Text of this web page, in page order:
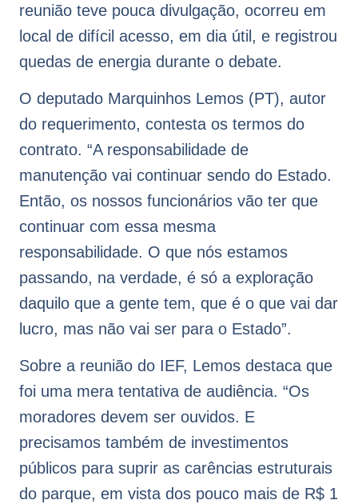
reunião teve pouca divulgação, ocorreu em
local de difícil acesso, em dia útil, e registrou
quedas de energia durante o debate.
O deputado Marquinhos Lemos (PT), autor
do requerimento, contesta os termos do
contrato. “A responsabilidade de
manutenção vai continuar sendo do Estado.
Então, os nossos funcionários vão ter que
continuar com essa mesma
responsabilidade. O que nós estamos
passando, na verdade, é só a exploração
daquilo que a gente tem, que é o que vai dar
lucro, mas não vai ser para o Estado”.
Sobre a reunião do IEF, Lemos destaca que
foi uma mera tentativa de audiência. “Os
moradores devem ser ouvidos. E
precisamos também de investimentos
públicos para suprir as carências estruturais
do parque, em vista dos pouco mais de R$ 1